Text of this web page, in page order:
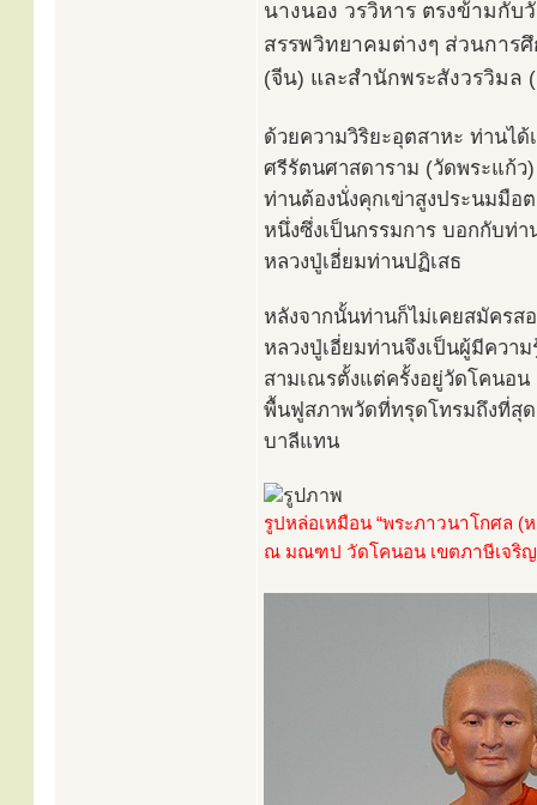
นางนอง วรวิหาร ตรงข้ามกั
สรรพวิทยาคมต่างๆ ส่วนการ
(จีน) และสำนักพระสังวรวิมล
ด้วยความวิริยะอุตสาหะ ท่านไ
ศรีรัตนศาสดาราม (วัดพระแก้ว
ท่านต้องนั่งคุกเข่าสูงประนมมือ
หนึ่งซึ่งเป็นกรรมการ บอกกับท่
หลวงปู่เอี่ยมท่านปฏิเสธ
หลังจากนั้นท่านก็ไม่เคยสมัครส
หลวงปู่เอี่ยมท่านจึงเป็นผู้มีควา
สามเณรตั้งแต่ครั้งอยู่วัดโคนอ
พื้นฟูสภาพวัดที่ทรุดโทรมถึงที่สุด
บาลีแทน
รูปหล่อเหมือน “พระภาวนาโกศล (
ณ มณฑป วัดโคนอน เขตภาษีเจริญ